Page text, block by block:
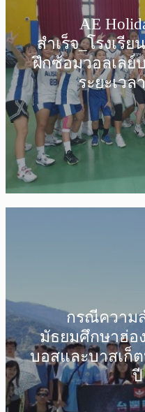
AE
สำเร็จ_โรงเรี
ฝึกซ้อมวอลเลย์
ระยะเวล
กรณีความส
มัธยมศึกษาฮ่อ
บอสและบาสเก็
ปี